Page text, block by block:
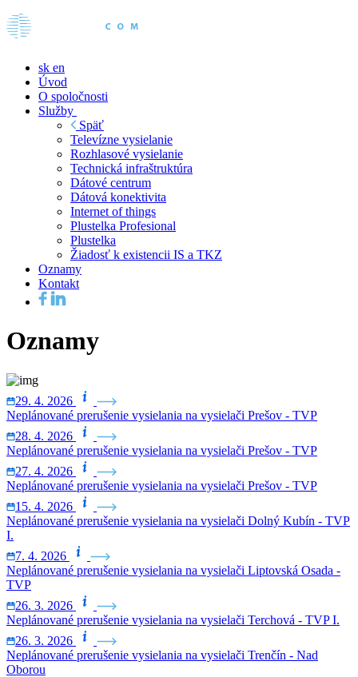
sk en
Úvod
O spoločnosti
Služby
Späť
Televízne vysielanie
Rozhlasové vysielanie
Technická infraštruktúra
Dátové centrum
Dátová konektivita
Internet of things
Plustelka Profesional
Plustelka
Žiadosť k existencii IS a TKZ
Oznamy
Kontakt
Oznamy
29. 4. 2026
Neplánované prerušenie vysielania na vysielači Prešov - TVP
28. 4. 2026
Neplánované prerušenie vysielania na vysielači Prešov - TVP
27. 4. 2026
Neplánované prerušenie vysielania na vysielači Prešov - TVP
15. 4. 2026
Neplánované prerušenie vysielania na vysielači Dolný Kubín - TVP
I.
7. 4. 2026
Neplánované prerušenie vysielania na vysielači Liptovská Osada -
TVP
26. 3. 2026
Neplánované prerušenie vysielania na vysielači Terchová - TVP I.
26. 3. 2026
Neplánované prerušenie vysielania na vysielači Trenčín - Nad
Oborou